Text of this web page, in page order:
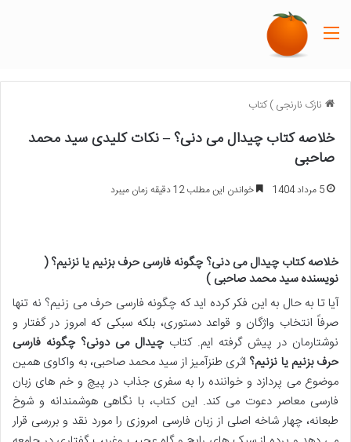
نازک نارنجی)کتاب
خلاصه کتاب چیدال می دنی؟ – نکات کلیدی سید محمد
صاحبی
5 مرداد 1404 خواندن این مطلب 12 دقیقه زمان میبرد
خلاصه کتاب چیدال می دنی؟ چگونه فارسی حرف بزنیم یا نزنیم؟ (
نویسنده سید محمد صاحبی )
آیا تا به حال به این فکر کرده اید که چگونه فارسی حرف می زنیم؟ نه تنها
صرفاً انتخاب واژگان و قواعد دستوری، بلکه سبکی که امروز در گفتار و
نوشتارمان در پیش گرفته ایم. کتابچیدال می دونی؟ چگونه فارسی
حرف بزنیم یا نزنیم؟ اثری طنزآمیز از سید محمد صاحبی، به واکاوی همین
موضوع می پردازد و خواننده را به سفری جذاب در پیچ و خم های زبان
فارسی معاصر دعوت می کند. این کتاب، با نگاهی هوشمندانه و شوخ
طبعانه، چهار شاخه اصلی از زبان فارسی امروزی را مورد نقد و بررسی قرار